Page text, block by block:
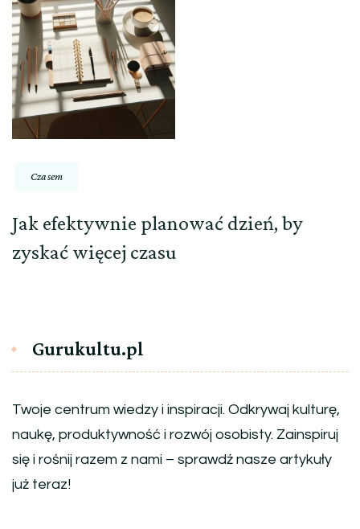
Czasem
Jak efektywnie planować dzień, by
zyskać więcej czasu
Gurukultu.pl
Twoje centrum wiedzy i inspiracji. Odkrywaj kulturę,
naukę, produktywność i rozwój osobisty. Zainspiruj
się i rośnij razem z nami – sprawdź nasze artykuły
już teraz!